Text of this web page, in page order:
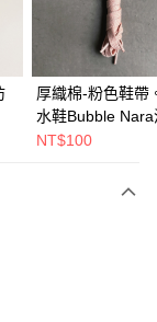
。 讓您購物簡單
厚織棉-粉色鞋帶
水鞋Bubble Nara
娜拉
NT$100